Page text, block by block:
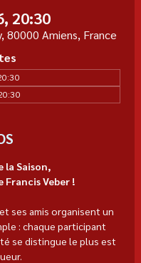
20:30
80000 Amiens, France
la Saison,
Francis Veber !
ses amis organisent un
: chaque participant
se distingue le plus est